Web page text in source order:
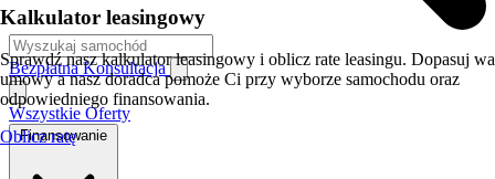
Bezpłatna Konsultacja
Wszystkie Oferty
Finansowanie
Kalkulator leasingowy
Sprawdź nasz kalkulator leasingowy i oblicz rate leasingu. Dopasuj
umowy a nasz doradca pomoże Ci przy wyborze samochodu oraz
odpowiedniego finansowania.
Oblicz ratę